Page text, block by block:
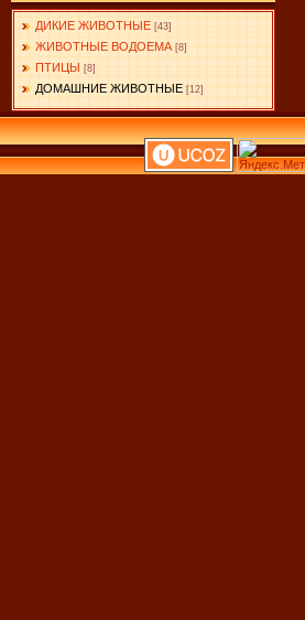
ДИКИЕ ЖИВОТНЫЕ [43]
ЖИВОТНЫЕ ВОДОЕМА [8]
ПТИЦЫ [8]
ДОМАШНИЕ ЖИВОТНЫЕ [12]